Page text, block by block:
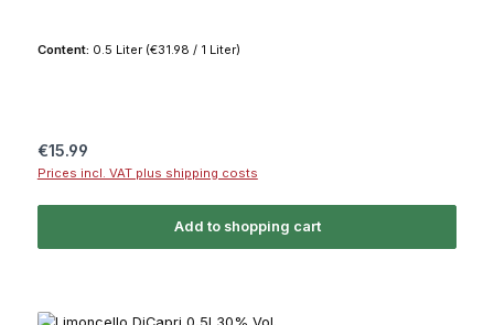
Content: 0.5 Liter (€31.98 / 1 Liter)
Regular price:
€15.99
Prices incl. VAT plus shipping costs
Add to shopping cart